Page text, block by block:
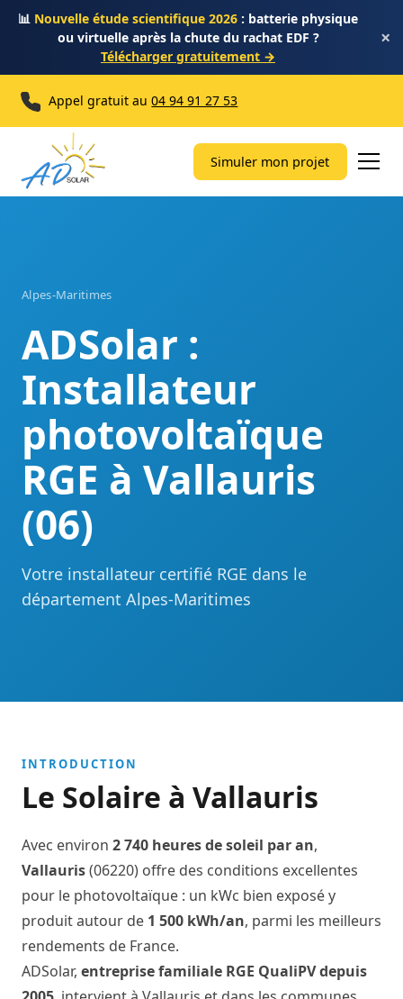
📊 Nouvelle étude scientifique 2026 : batterie physique
ou virtuelle après la chute du rachat EDF ?
Télécharger gratuitement →
×
Appel gratuit au04 94 91 27 53
Simuler mon projet
Alpes-Maritimes
ADSolar :
Installateur
photovoltaïque
RGE à Vallauris
(06)
Votre installateur certifié RGE dans le
département Alpes-Maritimes
INTRODUCTION
Le Solaire à Vallauris
Avec environ 2 740 heures de soleil par an,
Vallauris(06220) offre des conditions excellentes
pour le photovoltaïque : un kWc bien exposé y
produit autour de 1 500 kWh/an, parmi les meilleurs
rendements de France.
ADSolar, entreprise familiale RGE QualiPV depuis